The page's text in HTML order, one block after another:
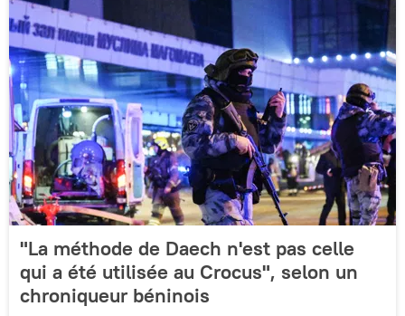
"La méthode de Daech n'est pas celle
qui a été utilisée au Crocus", selon un
chroniqueur béninois